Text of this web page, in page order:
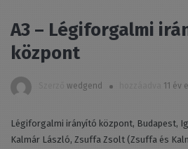
A3 – Légiforgalmi
központ
wedgend 11 év
Légiforgalmi irányító központ, Budapest,
Kalmár László, Zsuffa Zsolt (Zsuffa és